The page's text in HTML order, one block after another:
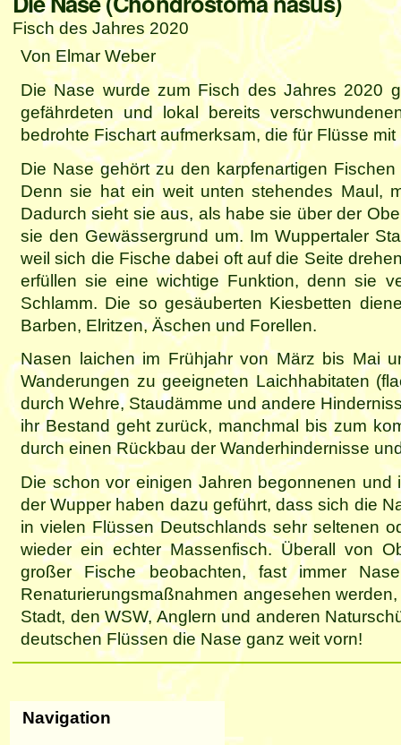
Fisch des Jahres 2020
Von Elmar Weber
Die Nase wurde zum Fisch des Jahres 2020
gefährdeten und lokal bereits
bedrohte Fischart aufmerksam, die für Flüsse
Die Nase gehört zu den karpfenartigen
Denn sie hat ein weit unten stehendes Maul,
Dadurch sieht sie aus, als habe sie über der
sie den Gewässergrund um. Im Wuppertaler
weil sich die Fische dabei oft auf die Seite
erfüllen sie eine wichtige Funktion, denn sie
Schlamm. Die so gesäuberten Kiesbetten
Barben, Elritzen, Äschen und Forellen.
Nasen laichen im Frühjahr von März bis Mai
Wanderungen zu geeigneten Laichhabitaten
durch Wehre, Staudämme und andere
ihr Bestand geht zurück, manchmal bis zum
durch einen Rückbau der Wanderhindernisse
Die schon vor einigen Jahren begonnenen
der Wupper haben dazu geführt, dass sich die
in vielen Flüssen Deutschlands sehr seltenen
wieder ein echter Massenfisch. Überall von
großer Fische beobachten, fast immer
Renaturierungsmaßnahmen angesehen
Stadt, den WSW, Anglern und anderen
deutschen Flüssen die Nase ganz weit vorn!
Navigation